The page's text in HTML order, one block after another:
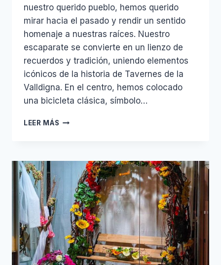
nuestro querido pueblo, hemos querido
mirar hacia el pasado y rendir un sentido
homenaje a nuestras raíces. Nuestro
escaparate se convierte en un lienzo de
recuerdos y tradición, uniendo elementos
icónicos de la historia de Tavernes de la
Valldigna. En el centro, hemos colocado
una bicicleta clásica, símbolo…
LEER MÁS HOMENAJE